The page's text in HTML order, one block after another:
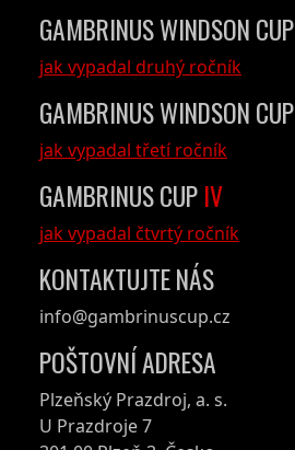
GAMBRINUS WINDSON CUP
jak vypadal druhý ročník
GAMBRINUS WINDSON CUP
jak vypadal třetí ročník
GAMBRINUS CUP IV
jak vypadal čtvrtý ročník
KONTAKTUJTE NÁS
info@gambrinuscup.cz
POŠTOVNÍ ADRESA
Plzeňský Prazdroj, a. s.
U Prazdroje 7